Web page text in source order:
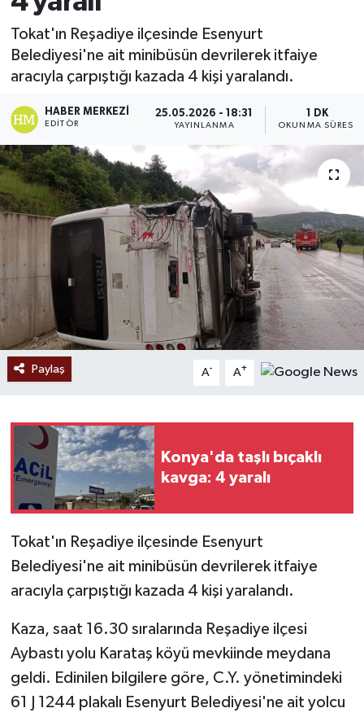
Tokat'ın Reşadiye ilçesinde Esenyurt
Belediyesi'ne ait minibüsün devrilerek itfaiye
aracıyla çarpıştığı kazada 4 kişi yaralandı.
HABER MERKEZI
EDITÖR
25.05.2026 - 18:31
YAYINLANMA
1 DK
OKUNMA SÜRESI
Paylaş A- A+
Konya'da taşlı bıçaklı
kavga: 4 yaralı
Tokat'ın Reşadiye ilçesinde Esenyurt
Belediyesi'ne ait minibüsün devrilerek itfaiye
aracıyla çarpıştığı kazada 4 kişi yaralandı.
Kaza, saat 16.30 sıralarında Reşadiye ilçesi
Aybastı yolu Karataş köyü mevkiinde meydana
geldi. Edinilen bilgilere göre, C.Y. yönetimindeki
61 J 1244 plakalı Esenyurt Belediyesi'ne ait yolcu
Ekonomi
Sağlık
Tokat Haber